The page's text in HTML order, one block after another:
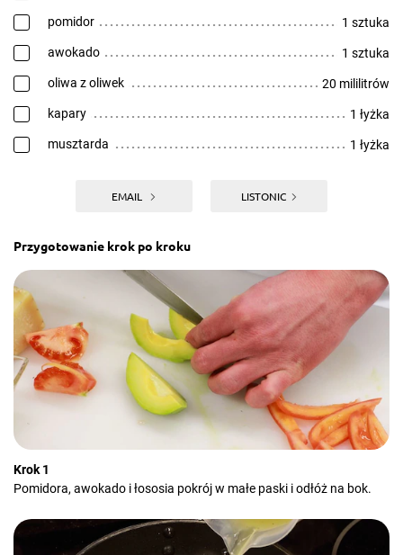
pomidor 1 sztuka
awokado 1 sztuka
oliwa z oliwek 20 mililitrów
kapary 1 łyżka
musztarda 1 łyżka
EMAIL LISTONIC
Przygotowanie krok po kroku
Krok 1
Pomidora, awokado i łososia pokrój w małe paski i odłóż na bok.